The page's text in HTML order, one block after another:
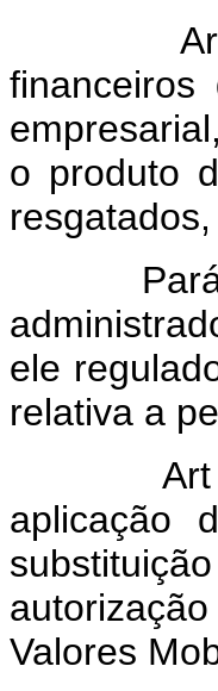
o produto
ele
relativa a
aplicação
Valores